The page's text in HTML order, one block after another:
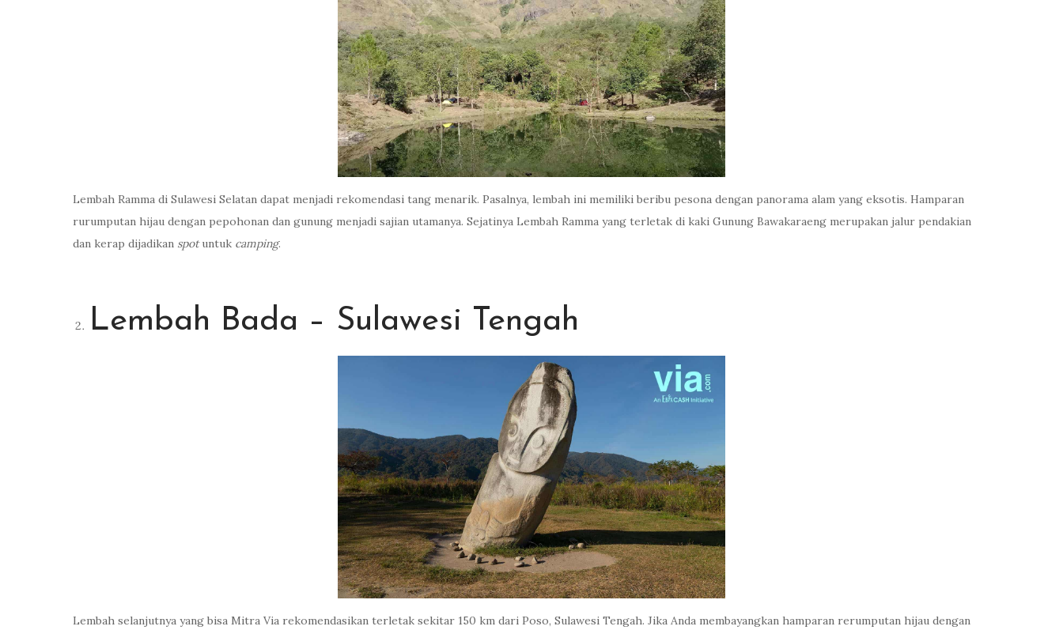
Lembah Ramma di Sulawesi Selatan dapat menjadi rekomendasi tang menarik. Pasalnya, lembah ini memiliki beribu pesona dengan panorama alam yang eksotis. Hamparan
rurumputan hijau dengan pepohonan dan gunung menjadi sajian utamanya. Sejatinya Lembah Ramma yang terletak di kaki Gunung Bawakaraeng merupakan jalur pendakian
dan kerap dijadikan spotuntuk camping.
Lembah Bada – Sulawesi Tengah
Lembah selanjutnya yang bisa Mitra Via rekomendasikan terletak sekitar 150 km dari Poso, Sulawesi Tengah. Jika Anda membayangkan hamparan rerumputan hijau dengan